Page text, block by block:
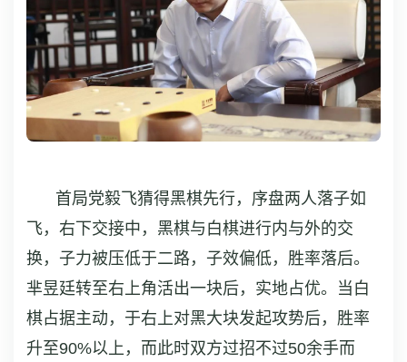
首局党毅飞猜得黑棋先行，序盘两人落子如
飞，右下交接中，黑棋与白棋进行内与外的交
换，子力被压低于二路，子效偏低，胜率落后。
芈昱廷转至右上角活出一块后，实地占优。当白
棋占据主动，于右上对黑大块发起攻势后，胜率
升至90%以上，而此时双方过招不过50余手而